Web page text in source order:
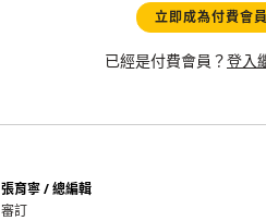
立即成為付費會員
已經是付費會員？登入
張育寧 / 總編輯
審訂